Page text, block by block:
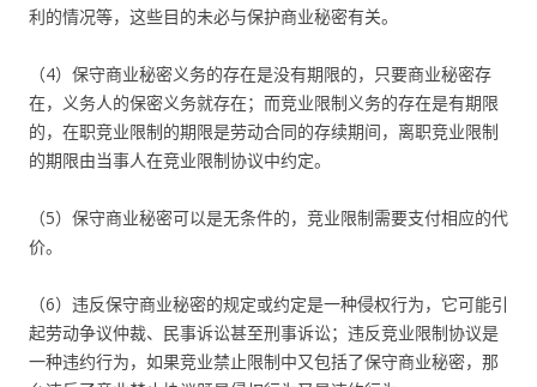
利的情况等，这些目的未必与保护商业秘密有关。
（4）保守商业秘密义务的存在是没有期限的，只要商业秘密存
在，义务人的保密义务就存在；而竞业限制义务的存在是有期限
的，在职竞业限制的期限是劳动合同的存续期间，离职竞业限制
的期限由当事人在竞业限制协议中约定。
（5）保守商业秘密可以是无条件的，竞业限制需要支付相应的代
价。
（6）违反保守商业秘密的规定或约定是一种侵权行为，它可能引
起劳动争议仲裁、民事诉讼甚至刑事诉讼；违反竞业限制协议是
一种违约行为，如果竞业禁止限制中又包括了保守商业秘密，那